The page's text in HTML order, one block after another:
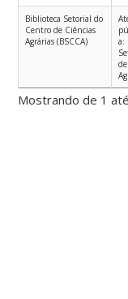
Biblioteca Setorial do
Centro de Ciências
Agrárias (BSCCA)
a:
Mostrando de 1